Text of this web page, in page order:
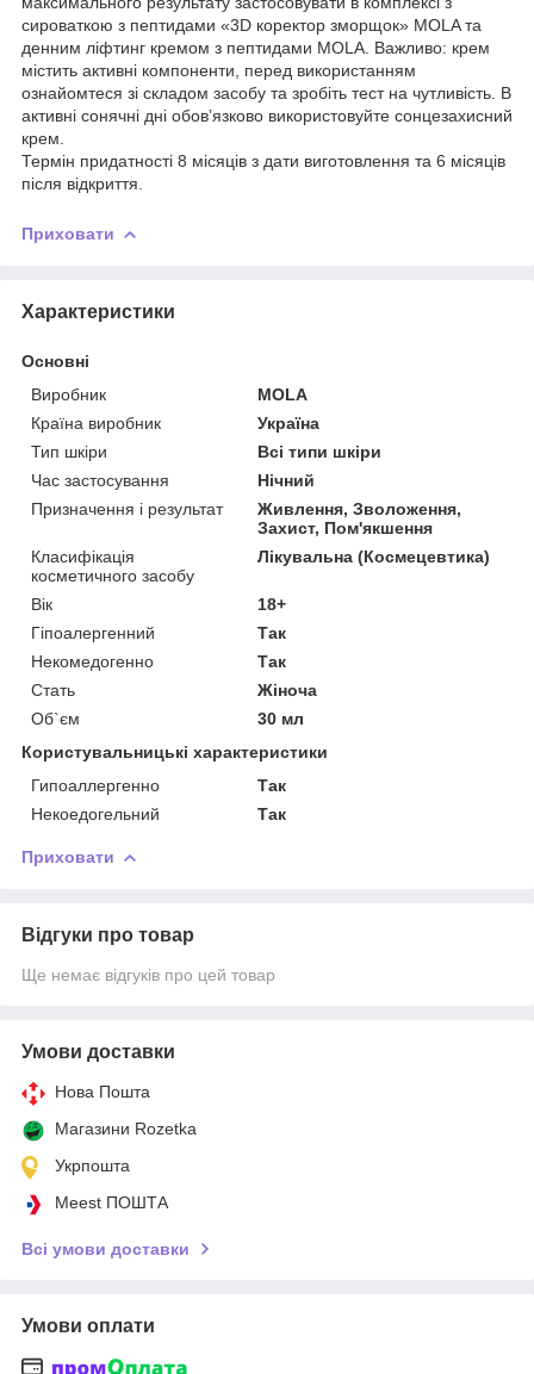
сироваткою з пептидами «3D коректор зморщок» MOLA та
денним ліфтинг кремом з пептидами MOLA. Важливо: крем
містить активні компоненти, перед використанням
ознайомтеся зі складом засобу та зробіть тест на чутливість. В
активні сонячні дні обов’язково використовуйте сонцезахисний
крем.
Термін придатності 8 місяців з дати виготовлення та 6 місяців
після відкриття.
Приховати
Характеристики
Основні
Виробник
MOLA
Країна виробник
Україна
Тип шкіри
Всі типи шкіри
Час застосування
Нічний
Призначення і результат
Живлення, Зволоження,
Захист, Пом'якшення
Класифікація
косметичного засобу
Лікувальна (Космецевтика)
Вік
18+
Гіпоалергенний
Так
Некомедогенно
Так
Стать
Жіноча
Об`єм
30 мл
Користувальницькі характеристики
Гипоаллергенно
Так
Некоедогельний
Так
Приховати
Відгуки про товар
Ще немає відгуків про цей товар
Умови доставки
Нова Пошта
Магазини Rozetka
Укрпошта
Meest ПОШТА
Всі умови доставки
Умови оплати